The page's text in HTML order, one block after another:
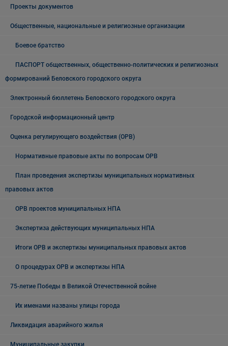
Проекты документов
Общественные, национальные и религиозные организации
Боевое братство
ПАСПОРТ общественных, общественно-политических и религиозных
формирований Беловского городского округа
Электронный бюллетень Беловского городского округа
Городской информационный центр
Оценка регулирующего воздействия (ОРВ)
Нормативные правовые акты по вопросам ОРВ
План проведения экспертизы муниципальных нормативных
правовых актов
ОРВ проектов муниципальных НПА
Экспертиза действующих муниципальных НПА
Итоги ОРВ и экспертизы муниципальных правовых актов
О процедурах ОРВ и экспертизы НПА
75-летие Победы в Великой Отечественной войне
Их именами названы улицы города
Ликвидация аварийного жилья
Муниципальные закупки